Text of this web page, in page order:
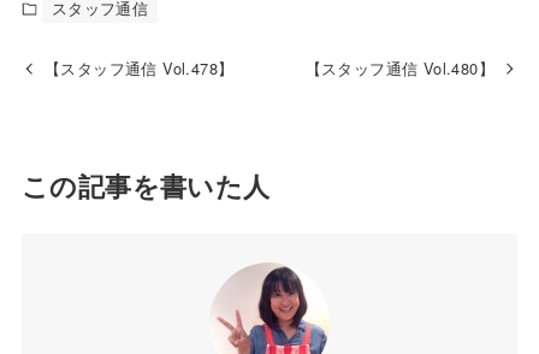
スタッフ通信
【スタッフ通信 Vol.478】 【スタッフ通信 Vol.480】
この記事を書いた人